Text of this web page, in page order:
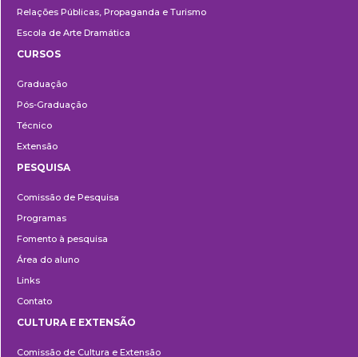
Relações Públicas, Propaganda e Turismo
Escola de Arte Dramática
CURSOS
Graduação
Pós-Graduação
Técnico
Extensão
PESQUISA
Comissão de Pesquisa
Programas
Fomento à pesquisa
Área do aluno
Links
Contato
CULTURA E EXTENSÃO
Comissão de Cultura e Extensão